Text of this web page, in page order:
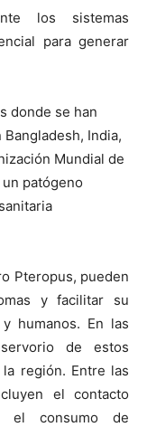
los sistemas
para generar
donde se han
India,
Mundial de
patógeno
Pteropus, pueden
y facilitar su
humanos. En las
de estos
región. Entre las
el contacto
el consumo de